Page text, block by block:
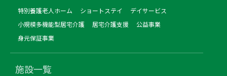
特別養護老人ホーム ショートステイ
デイサービス
小規模多機能型居宅介護
居宅介護支援
公益事業
身元保証事業
施設一覧